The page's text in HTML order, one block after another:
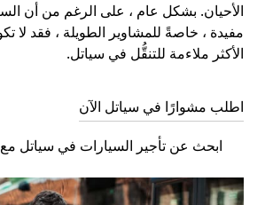
الأحيان. بشكل عام ، على الرغم من أن
مفيدة ، خاصةً للمشاوير الطويلة ، فقد لا
الأكثر ملاءمة للتنقُّل في سياتل.
اطلب مشوارًا في سياتل الآن
ابحث عن تأجير السيارات في سياتل مع